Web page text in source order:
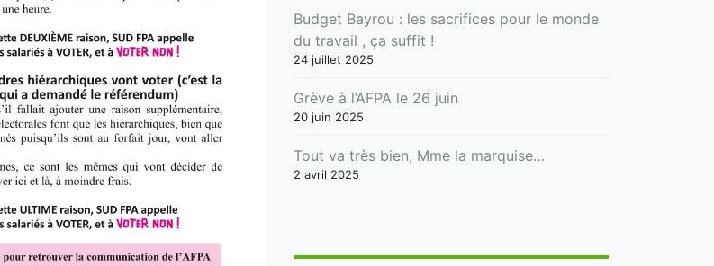
Budget Bayrou : les sacrifices pour le monde
du travail , ça suffit !
24 juillet 2025
Grève à l’AFPA le 26 juin
20 juin 2025
Tout va très bien, Mme la marquise…
2 avril 2025